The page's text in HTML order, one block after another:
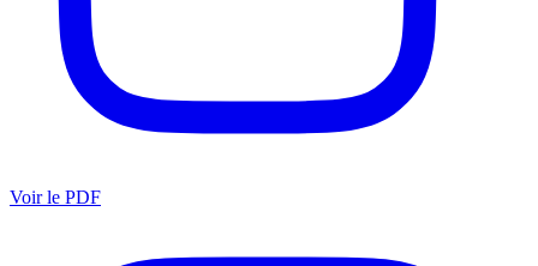
Voir le PDF